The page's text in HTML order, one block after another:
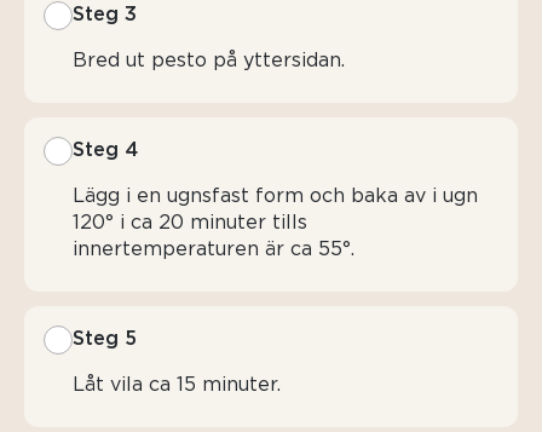
Steg 3
Bred ut pesto på yttersidan.
Steg 4
Lägg i en ugnsfast form och baka av i ugn
120° i ca 20 minuter tills
innertemperaturen är ca 55°.
Steg 5
Låt vila ca 15 minuter.